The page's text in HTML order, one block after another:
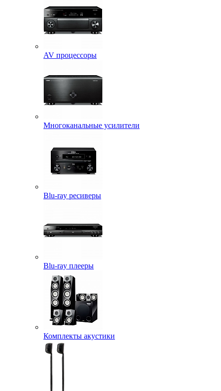
AV процессоры
Многоканальные усилители
Blu-ray ресиверы
Blu-ray плееры
Комплекты акустики